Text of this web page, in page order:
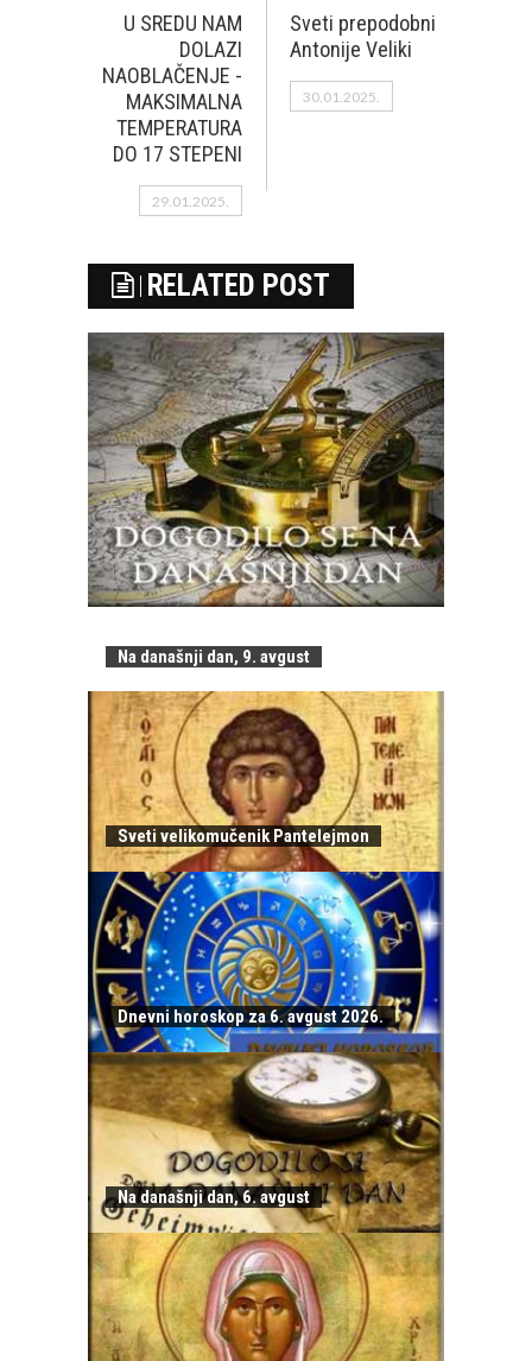
U SREDU NAM
DOLAZI
NAOBLAČENJE -
MAKSIMALNA
TEMPERATURA
DO 17 STEPENI
29.01.2025.
Sveti prepodobni
Antonije Veliki
30.01.2025.
RELATED POST
Na današnji dan, 9. avgust
Sveti velikomučenik Pantelejmon
Dnevni horoskop za 6. avgust 2026.
Na današnji dan, 6. avgust